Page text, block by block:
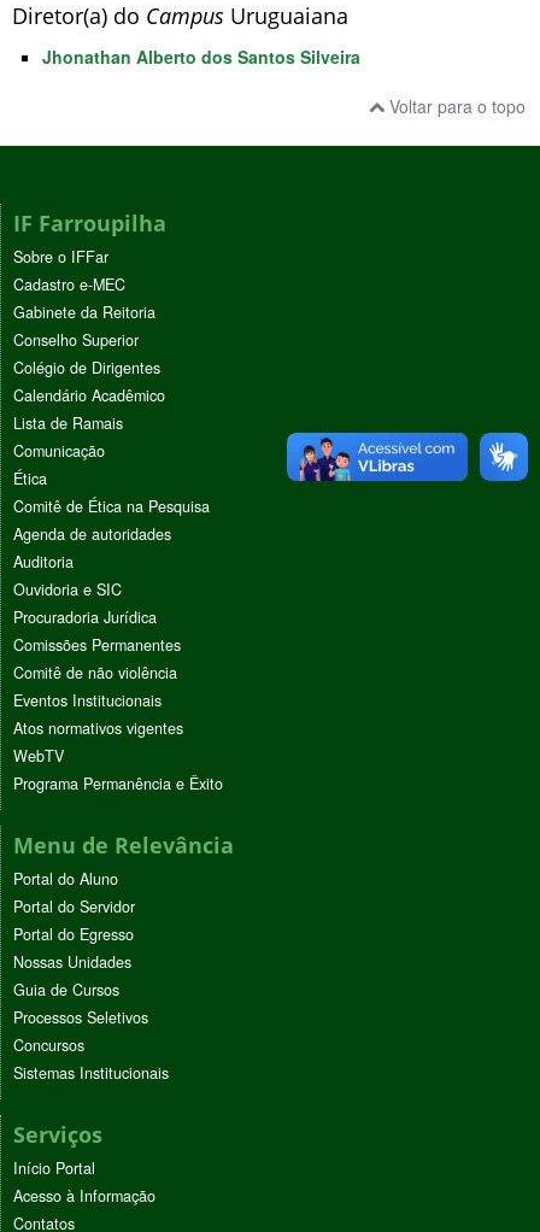
Diretor(a) do Campus Uruguaiana
Jhonathan Alberto dos Santos Silveira
Voltar para o topo
IF Farroupilha
Sobre o IFFar
Cadastro e-MEC
Gabinete da Reitoria
Conselho Superior
Colégio de Dirigentes
Calendário Acadêmico
Lista de Ramais
Comunicação
Ética
Comitê de Ética na Pesquisa
Agenda de autoridades
Auditoria
Ouvidoria e SIC
Procuradoria Jurídica
Comissões Permanentes
Comitê de não violência
Eventos Institucionais
Atos normativos vigentes
WebTV
Programa Permanência e Êxito
Menu de Relevância
Portal do Aluno
Portal do Servidor
Portal do Egresso
Nossas Unidades
Guia de Cursos
Processos Seletivos
Concursos
Sistemas Institucionais
Serviços
Início Portal
Acesso à Informação
Contatos